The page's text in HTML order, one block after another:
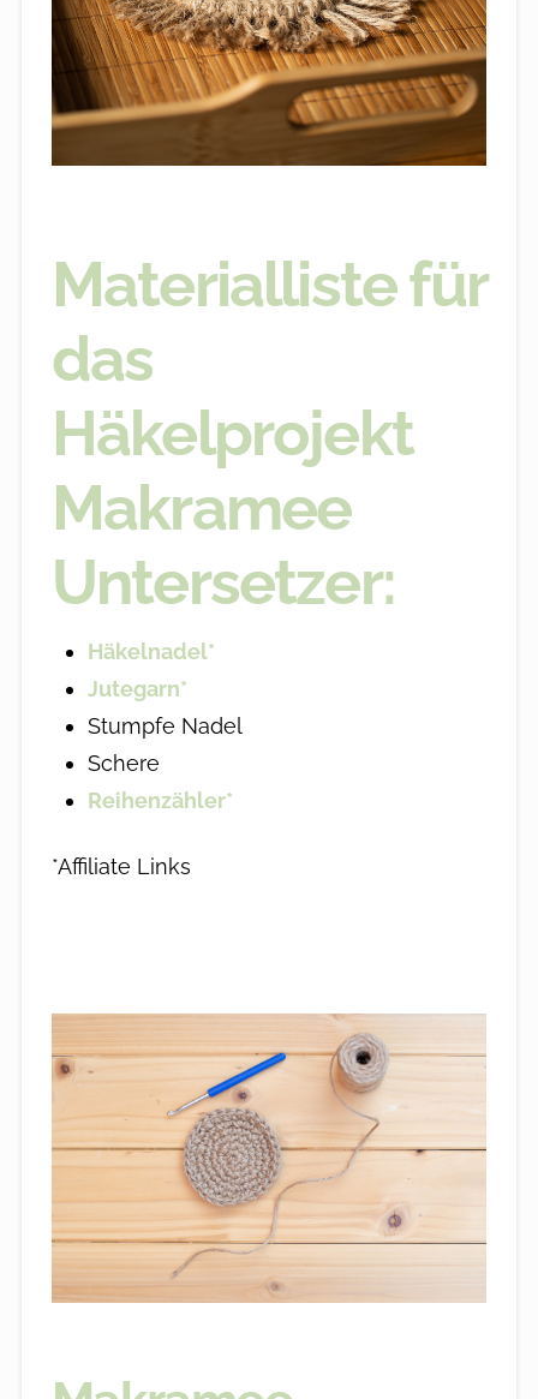
Materialliste für
das
Häkelprojekt
Makramee
Untersetzer:
Häkelnadel*
Jutegarn*
Stumpfe Nadel
Schere
Reihenzähler*
*Affiliate Links